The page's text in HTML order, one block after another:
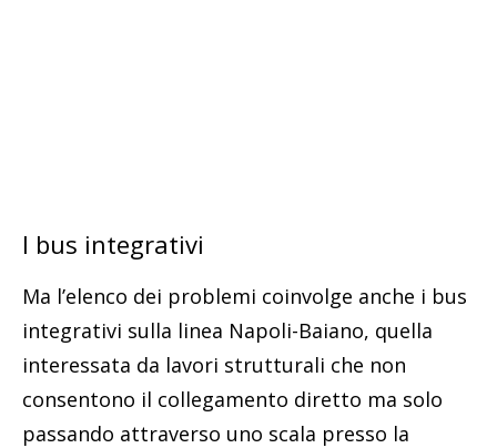
I bus integrativi
Ma l’elenco dei problemi coinvolge anche i bus
integrativi sulla linea Napoli-Baiano, quella
interessata da lavori strutturali che non
consentono il collegamento diretto ma solo
passando attraverso uno scala presso la